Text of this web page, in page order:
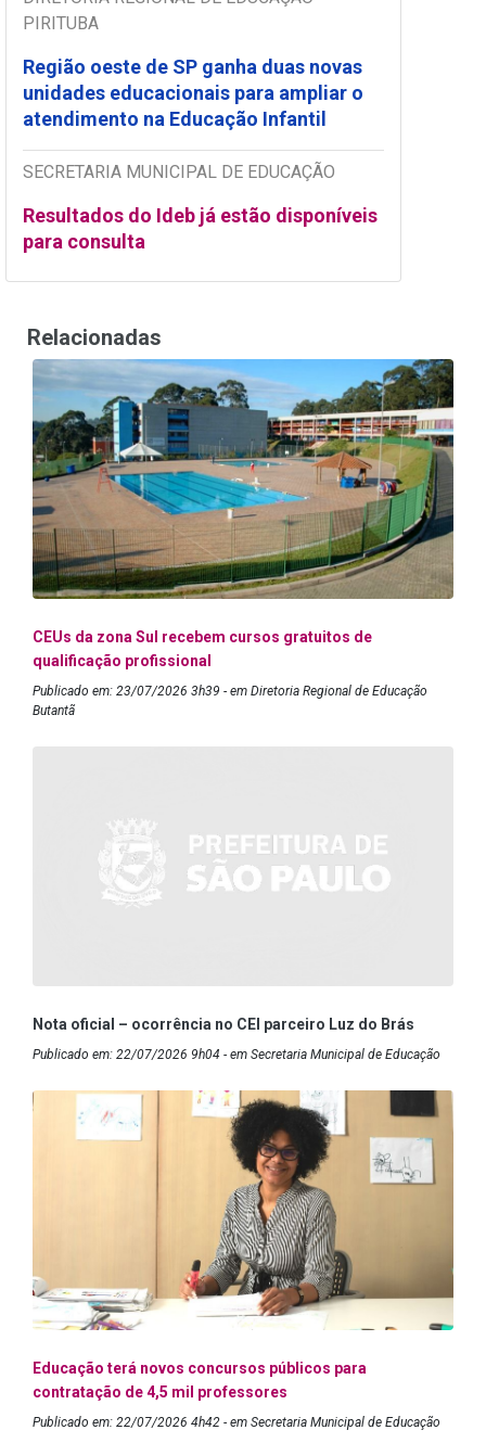
PIRITUBA
Região oeste de SP ganha duas novas
unidades educacionais para ampliar o
atendimento na Educação Infantil
SECRETARIA MUNICIPAL DE EDUCAÇÃO
Resultados do Ideb já estão disponíveis
para consulta
Relacionadas
CEUs da zona Sul recebem cursos gratuitos de
qualificação profissional
Publicado em: 23/07/2026 3h39 - em Diretoria Regional de Educação
Butantã
Nota oficial – ocorrência no CEI parceiro Luz do Brás
Publicado em: 22/07/2026 9h04 - em Secretaria Municipal de Educação
Educação terá novos concursos públicos para
contratação de 4,5 mil professores
Publicado em: 22/07/2026 4h42 - em Secretaria Municipal de Educação